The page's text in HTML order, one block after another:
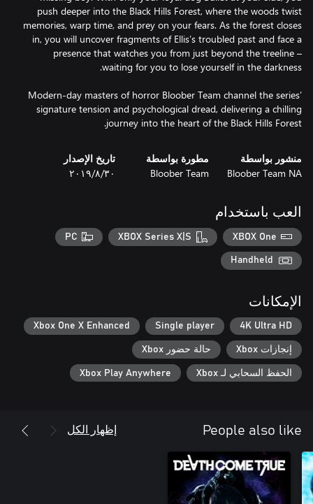
push deeper into the Black Hills Forest, where the woods twist
memories, warp time, and prey on your fears. As the forest closes
in, you will uncover fragments of Ellis’s troubled past and face a
presence that watches you from just beyond the treeline –
Modern-day masters of horror Bloober Team channel the series’
signature tension and psychological dread, delivering a chilling
journey into the heart of the Black Hills Forest.
منشور بواسطة
Bloober Team NA
مطورة بواسطة
Bloober Team
تاريخ الإصدار
٣٠‏/٨‏/٢٠١٩
العب باستخدام
XBOX One
XBOX Series X|S
PC
Handheld
الإمكانات
4K Ultra HD
Single player
Xbox One X Enhanced
إنجازات Xbox حالة حضور Xbox
الحفظ السحابي لـ Xbox Xbox Play Anywhere
People also like إظهار الكل